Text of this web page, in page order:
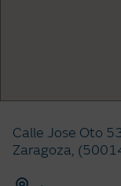
Calle Jose Oto
Zaragoza,